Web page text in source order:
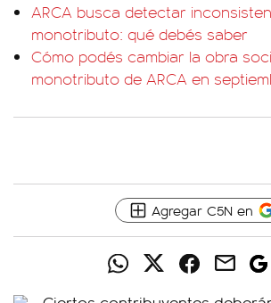
ARCA busca detectar
monotributo: qué debés saber
Cómo podés cambiar la obra
monotributo de ARCA en
Agregar C5N en